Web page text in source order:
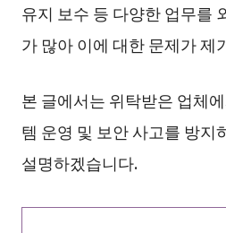
유지 보수 등 다양한 업무를
가 많아 이에 대한 문제가 제
본 글에서는 위탁받은 업체
템 운영 및 보안 사고를 방지
설명하겠습니다.